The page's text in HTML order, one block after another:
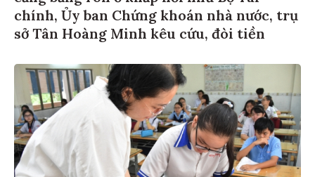
chính, Ủy ban Chứng khoán nhà nước, trụ
sở Tân Hoàng Minh kêu cứu, đòi tiền